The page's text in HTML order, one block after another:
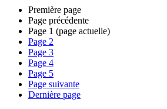
Première page
Page précédente
Page 1 (page actuelle)
Page 2
Page 3
Page 4
Page 5
Page suivante
Dernière page